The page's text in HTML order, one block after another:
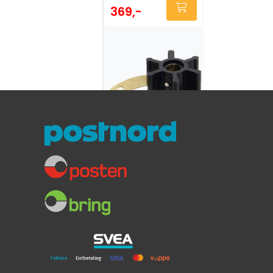
369,-
Orbitrade
Penta MB10
/MD1/2/6/2010/2
349,-